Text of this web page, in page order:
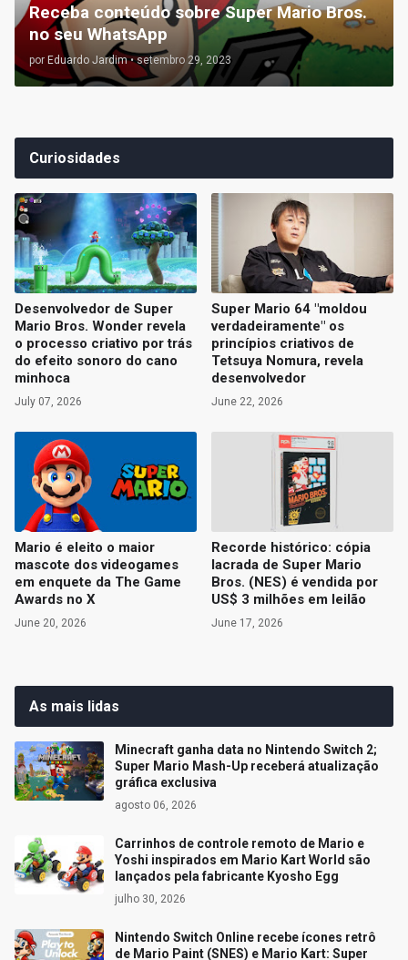
Receba conteúdo sobre Super Mario Bros.
no seu WhatsApp
por Eduardo Jardim • setembro 29, 2023
Curiosidades
Desenvolvedor de Super
Mario Bros. Wonder revela
o processo criativo por trás
do efeito sonoro do cano
minhoca
July 07, 2026
Super Mario 64 "moldou
verdadeiramente" os
princípios criativos de
Tetsuya Nomura, revela
desenvolvedor
June 22, 2026
Mario é eleito o maior
mascote dos videogames
em enquete da The Game
Awards no X
June 20, 2026
Recorde histórico: cópia
lacrada de Super Mario
Bros. (NES) é vendida por
US$ 3 milhões em leilão
June 17, 2026
As mais lidas
Minecraft ganha data no Nintendo Switch 2;
Super Mario Mash-Up receberá atualização
gráfica exclusiva
agosto 06, 2026
Carrinhos de controle remoto de Mario e
Yoshi inspirados em Mario Kart World são
lançados pela fabricante Kyosho Egg
julho 30, 2026
Nintendo Switch Online recebe ícones retrô
de Mario Paint (SNES) e Mario Kart: Super